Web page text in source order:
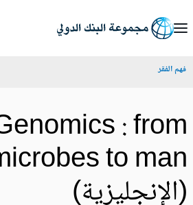
الفقر
Genomics :
microbes to